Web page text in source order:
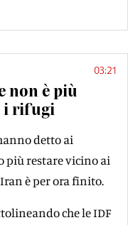
03:21
non è più
i rifugi
detto ai
più restare vicino ai
è per ora finito.
che le IDF